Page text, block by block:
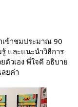
เข้าชมประมาณ 90
และแนะนำวิธีการ
ตัวเอง พี่ใจดี อธิบาย
ยค่า